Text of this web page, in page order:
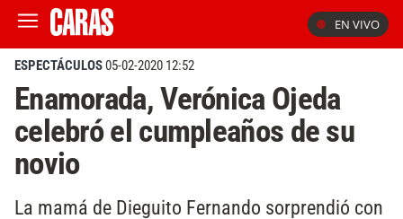
EN VIVO
ESPECTÁCULOS05-02-2020 12:52
Enamorada, Verónica Ojeda
celebró el cumpleaños de su
novio
La mamá de Dieguito Fernando sorprendió con